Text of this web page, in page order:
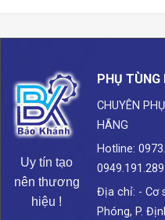
Uy tín tạo
nên thương
hiệu !
PHỤ TÙNG
CHUYÊN
HÃNG
Hotline:
0949.191.289
Địa chỉ: - Cơ
Phóng, P.